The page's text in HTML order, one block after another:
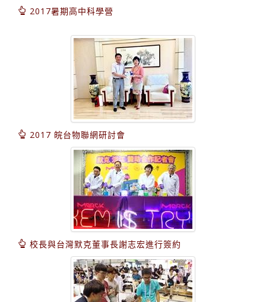
2017暑期高中科學營
2017 皖台物聯網研討會
校長與台灣默克董事長謝志宏進行簽約